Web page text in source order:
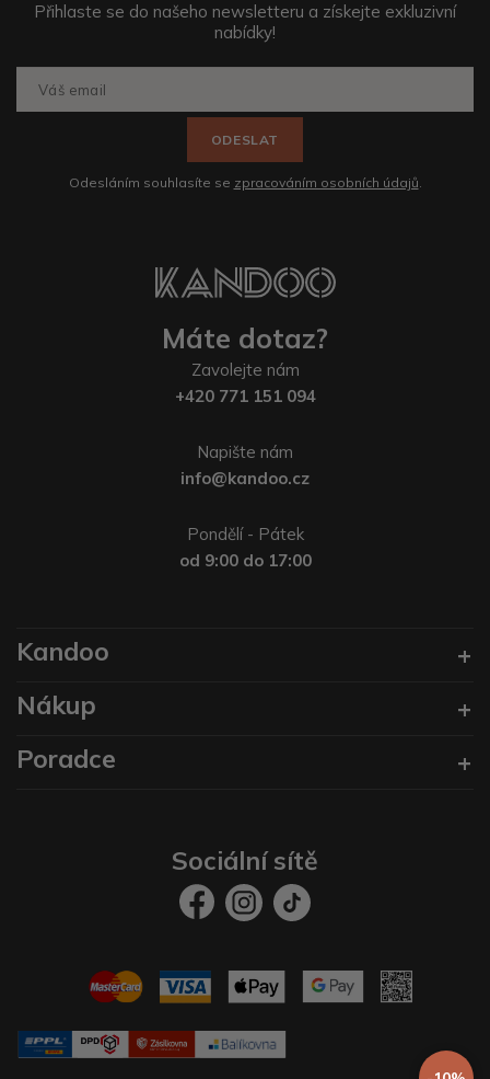
Přihlaste se do našeho newsletteru a získejte exkluzivní
nabídky!
ODESLAT
Odesláním souhlasíte se zpracováním osobních údajů.
Máte dotaz?
Zavolejte nám
+420 771 151 094
Napište nám
info@kandoo.cz
Pondělí - Pátek
od 9:00 do 17:00
Kandoo
Nákup
Poradce
Sociální sítě